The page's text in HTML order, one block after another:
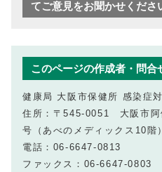
てご意見をお聞かせくださ
このページの作成者・問合
健康局 大阪市保健所 感染症
住所：〒545-0051 大阪市阿
号（あべのメディックス10階）
電話：06-6647-0813
ファックス：06-6647-0803